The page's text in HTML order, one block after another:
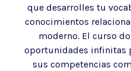
que desarrolles tu
conocimientos
moderno. El curso
oportunidades infinitas
sus competencias